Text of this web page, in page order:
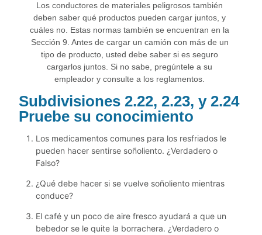
Los conductores de materiales peligrosos también
deben saber qué productos pueden cargar juntos, y
cuáles no. Estas normas también se encuentran en la
Sección 9. Antes de cargar un camión con más de un
tipo de producto, usted debe saber si es seguro
cargarlos juntos. Si no sabe, pregúntele a su
empleador y consulte a los reglamentos.
Subdivisiones 2.22, 2.23, y 2.24
Pruebe su conocimiento
Los medicamentos comunes para los resfriados le
pueden hacer sentirse soñoliento. ¿Verdadero o
Falso?
¿Qué debe hacer si se vuelve soñoliento mientras
conduce?
El café y un poco de aire fresco ayudará a que un
bebedor se le quite la borrachera. ¿Verdadero o